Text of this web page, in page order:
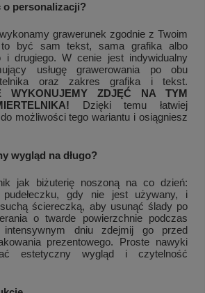
+1
Zobacz więcej
o personalizacji?
grawerunek zgodnie z Twoim
to być sam tekst, sama grafika albo
i drugiego. W cenie jest indywidualny
usługę grawerowania po obu
oraz zakres grafika i tekst.
WYKONUJEMY ZDJĘĆ NA TYM
Dzięki temu łatwiej
możliwości tego wariantu i osiągniesz
wygląd na długo?
jak biżuterię noszoną na co dzień:
gdy nie jest używany, i
ściereczką, aby usunąć ślady po
o twarde powierzchnie podczas
intensywnym dniu zdejmij go przed
prezentowego. Proste nawyki
estetyczny wygląd i czytelność